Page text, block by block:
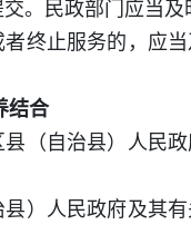
。民政部门应当
终止服务的，应
结合
（自治县）人民
）人民政府及其